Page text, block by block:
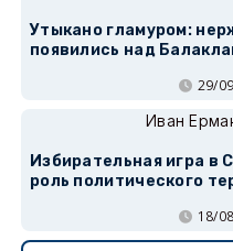
Утыкано гламуром:
появились над
29/
Иван
Избирательная игра в
роль политического
18/